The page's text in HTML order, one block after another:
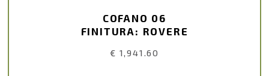
COFANO 06
FINITURA: ROVERE
€ 1,941.60